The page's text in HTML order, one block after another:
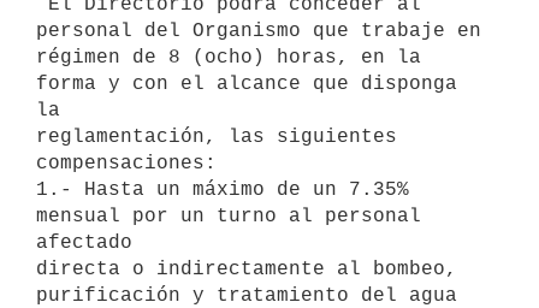
personal del Organismo que trabaje en
régimen de 8 (ocho) horas, en la
forma y con el alcance que disponga
la
reglamentación, las siguientes
compensaciones:
1.- Hasta un máximo de un 7.35%
mensual por un turno al personal
afectado
directa o indirectamente al bombeo,
purificación y tratamiento del agua